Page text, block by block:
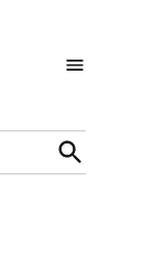
Open
Search